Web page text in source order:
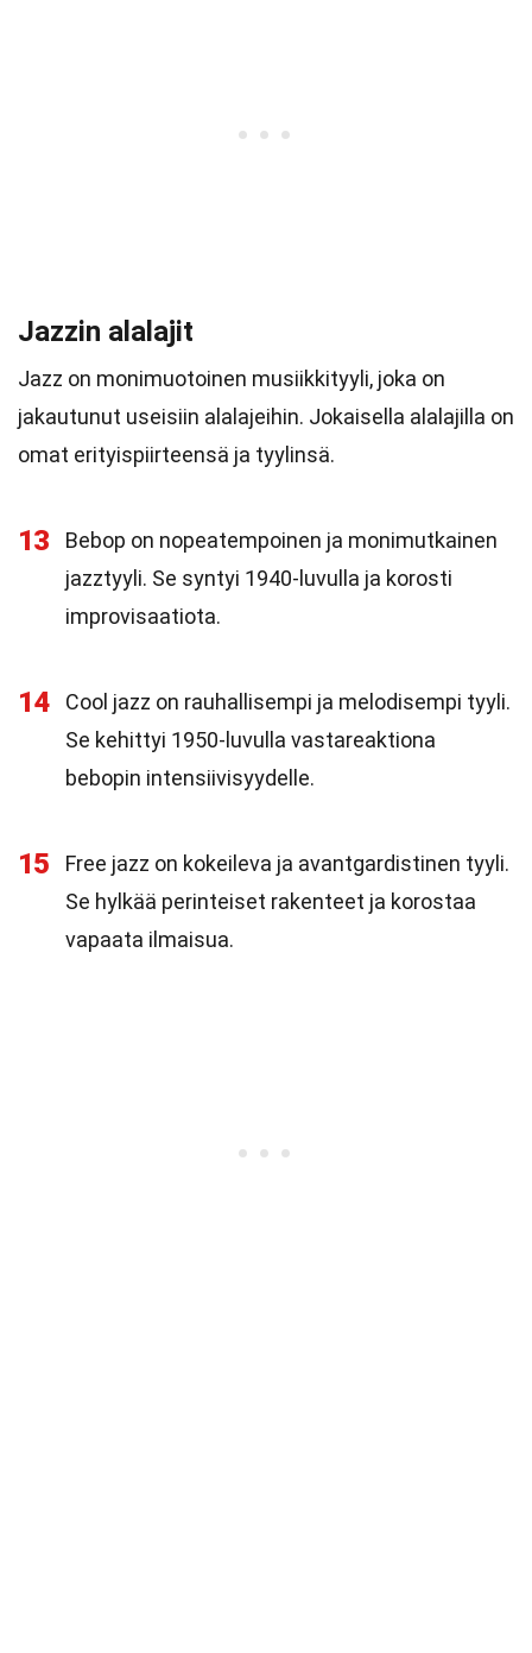
Jazzin alalajit
Jazz on monimuotoinen musiikkityyli, joka on
jakautunut useisiin alalajeihin. Jokaisella alalajilla on
omat erityispiirteensä ja tyylinsä.
13
Bebop on nopeatempoinen ja monimutkainen
jazztyyli. Se syntyi 1940-luvulla ja korosti
improvisaatiota.
14
Cool jazz on rauhallisempi ja melodisempi tyyli.
Se kehittyi 1950-luvulla vastareaktiona
bebopin intensiivisyydelle.
15
Free jazz on kokeileva ja avantgardistinen tyyli.
Se hylkää perinteiset rakenteet ja korostaa
vapaata ilmaisua.